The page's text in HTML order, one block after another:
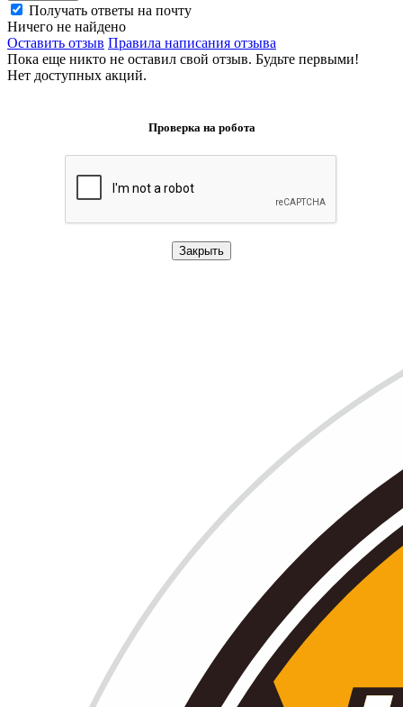
Получать ответы на почту
Ничего не найдено
Оставить отзыв Правила написания отзыва
Пока еще никто не оставил свой отзыв. Будьте первыми!
Нет доступных акций.
Проверка на робота
Закрыть